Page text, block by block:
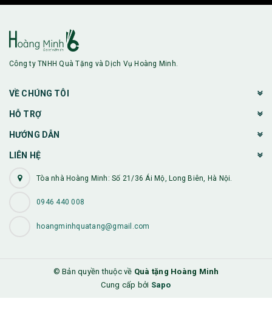
Công ty TNHH Quà Tặng và Dịch Vụ Hoàng Minh.
VỀ CHÚNG TÔI
HỖ TRỢ
HƯỚNG DẪN
LIÊN HỆ
Tòa nhà Hoàng Minh: Số 21/36 Ái Mộ, Long Biên, Hà Nội.
0946 440 008
hoangminhquatang@gmail.com
© Bản quyền thuộc về Quà tặng Hoàng Minh
Cung cấp bởi Sapo